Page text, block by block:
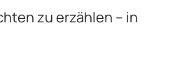
zu erzählen – in